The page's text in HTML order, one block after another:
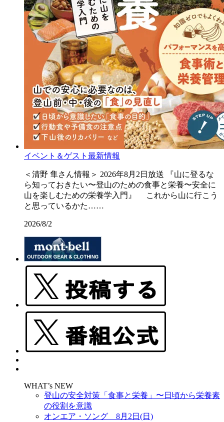
イベント＆ゲスト最新情報
＜清野 隼さん情報＞ 2026年8月2日放送 『山に登るな
ら知っておきたい〜登山のための食事と栄養〜安全に
山を楽しむための栄養学入門』 これから山に行こう
と思っているかた……
2026/8/2
WHAT’s NEW
登山の安全対策「食事と栄養」〜日頃から栄養素
の役割を意識
オンエア・ソング 8月2日(日)